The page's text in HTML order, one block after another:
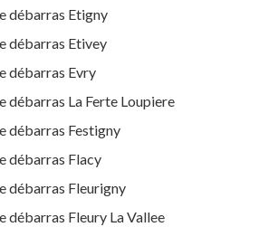
débarras Etigny
débarras Etivey
débarras Evry
débarras La Ferte Loupiere
débarras Festigny
débarras Flacy
débarras Fleurigny
débarras Fleury La Vallee